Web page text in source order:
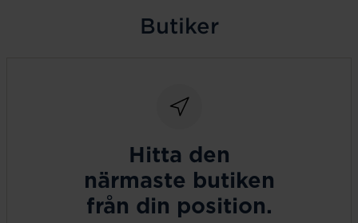
Butiker
Hitta den
närmaste butiken
från din position.